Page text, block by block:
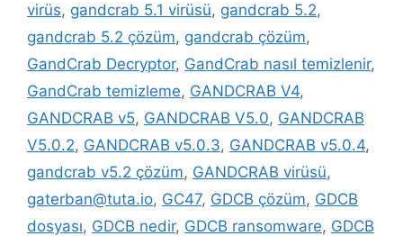
virüs, gandcrab 5.1 virüsü, gandcrab 5.2,
gandcrab 5.2 çözüm, gandcrab çözüm,
GandCrab Decryptor, GandCrab nasıl temizlenir,
GandCrab temizleme, GANDCRAB V4,
GANDCRAB v5, GANDCRAB V5.0, GANDCRAB
V5.0.2, GANDCRAB v5.0.3, GANDCRAB v5.0.4,
gandcrab v5.2 çözüm, GANDCRAB virüsü,
gaterban@tuta.io, GC47, GDCB çözüm, GDCB
dosyası, GDCB nedir, GDCB ransomware, GDCB